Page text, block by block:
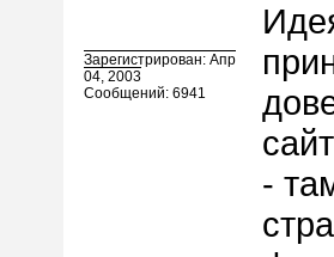
Зарегистрирован: Апр
04, 2003
Сообщений: 6941
-